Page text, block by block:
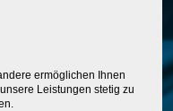
ermöglichen Ihnen
Leistungen stetig zu